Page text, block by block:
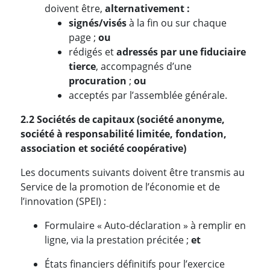
doivent être, alternativement :
signés/visésà la fin ou sur chaque
page ; ou
rédigés etadressés par une fiduciaire
tierce, accompagnés d’une
procuration ; ou
acceptés par l’assemblée générale.
2.2Sociétés de capitaux (société anonyme,
société à responsabilité limitée, fondation,
association et société coopérative)
Les documents suivants doivent être transmis au
Service de la promotion de l’économie et de
l’innovation (SPEI) :
Formulaire « Auto-déclaration » à remplir en
ligne, via la prestation précitée ; et
États financiers définitifs pour l’exercice